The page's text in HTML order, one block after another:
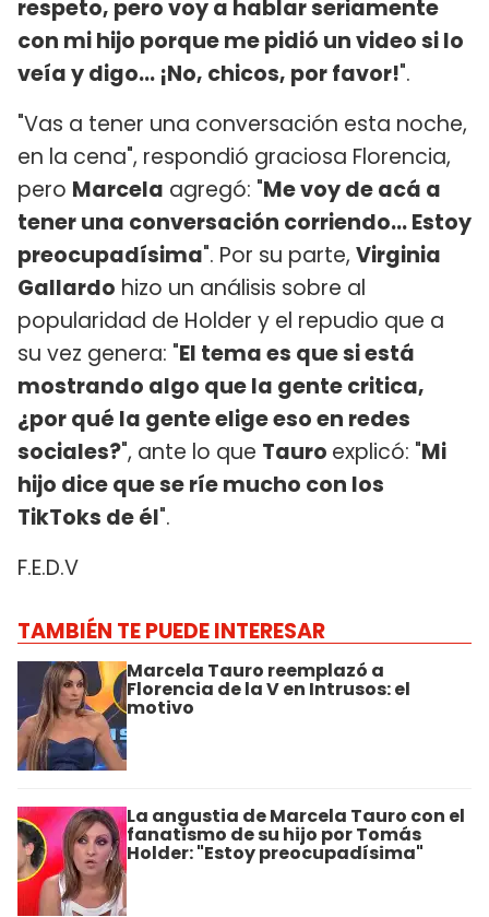
respeto, pero voy a hablar seriamente
con mi hijo porque me pidió un video si lo
veía y digo... ¡No, chicos, por favor!".
"Vas a tener una conversación esta noche,
en la cena", respondió graciosa Florencia,
pero Marcela agregó: "Me voy de acá a
tener una conversación corriendo... Estoy
preocupadísima". Por su parte, Virginia
Gallardo hizo un análisis sobre al
popularidad de Holder y el repudio que a
su vez genera: "El tema es que si está
mostrando algo que la gente critica,
¿por qué la gente elige eso en redes
sociales?", ante lo que Tauro explicó: "Mi
hijo dice que se ríe mucho con los
TikToks de él".
F.E.D.V
TAMBIÉN TE PUEDE INTERESAR
Marcela Tauro reemplazó a
Florencia de la V en Intrusos: el
motivo
La angustia de Marcela Tauro con el
fanatismo de su hijo por Tomás
Holder: "Estoy preocupadísima"